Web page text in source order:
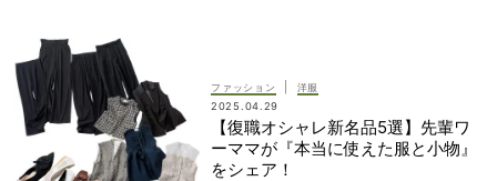
#冬コーデ #ニットカーディガン
#キレイめ ファッション
洋服
2025.04.29
【復職オシャレ新名品5選】先輩ワ
ーママが『本当に使えた服と小物』
をシェア！